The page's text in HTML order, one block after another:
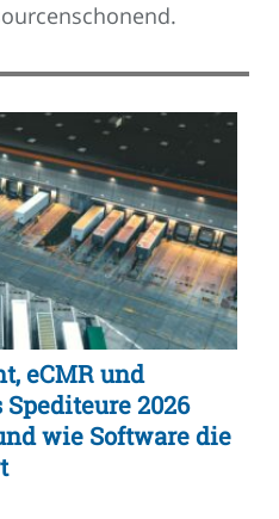
eCMR und
2026
wie Software die